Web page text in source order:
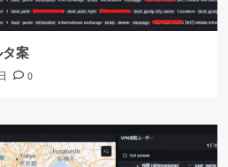
案
0